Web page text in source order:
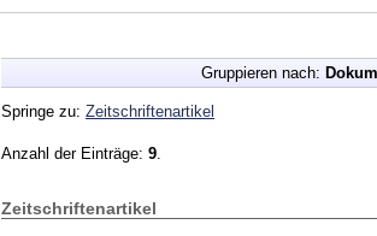
Gruppieren nach:
Springe zu: Zeitschriftenartikel
Anzahl der Einträge: 9
Zeitschriftenartikel